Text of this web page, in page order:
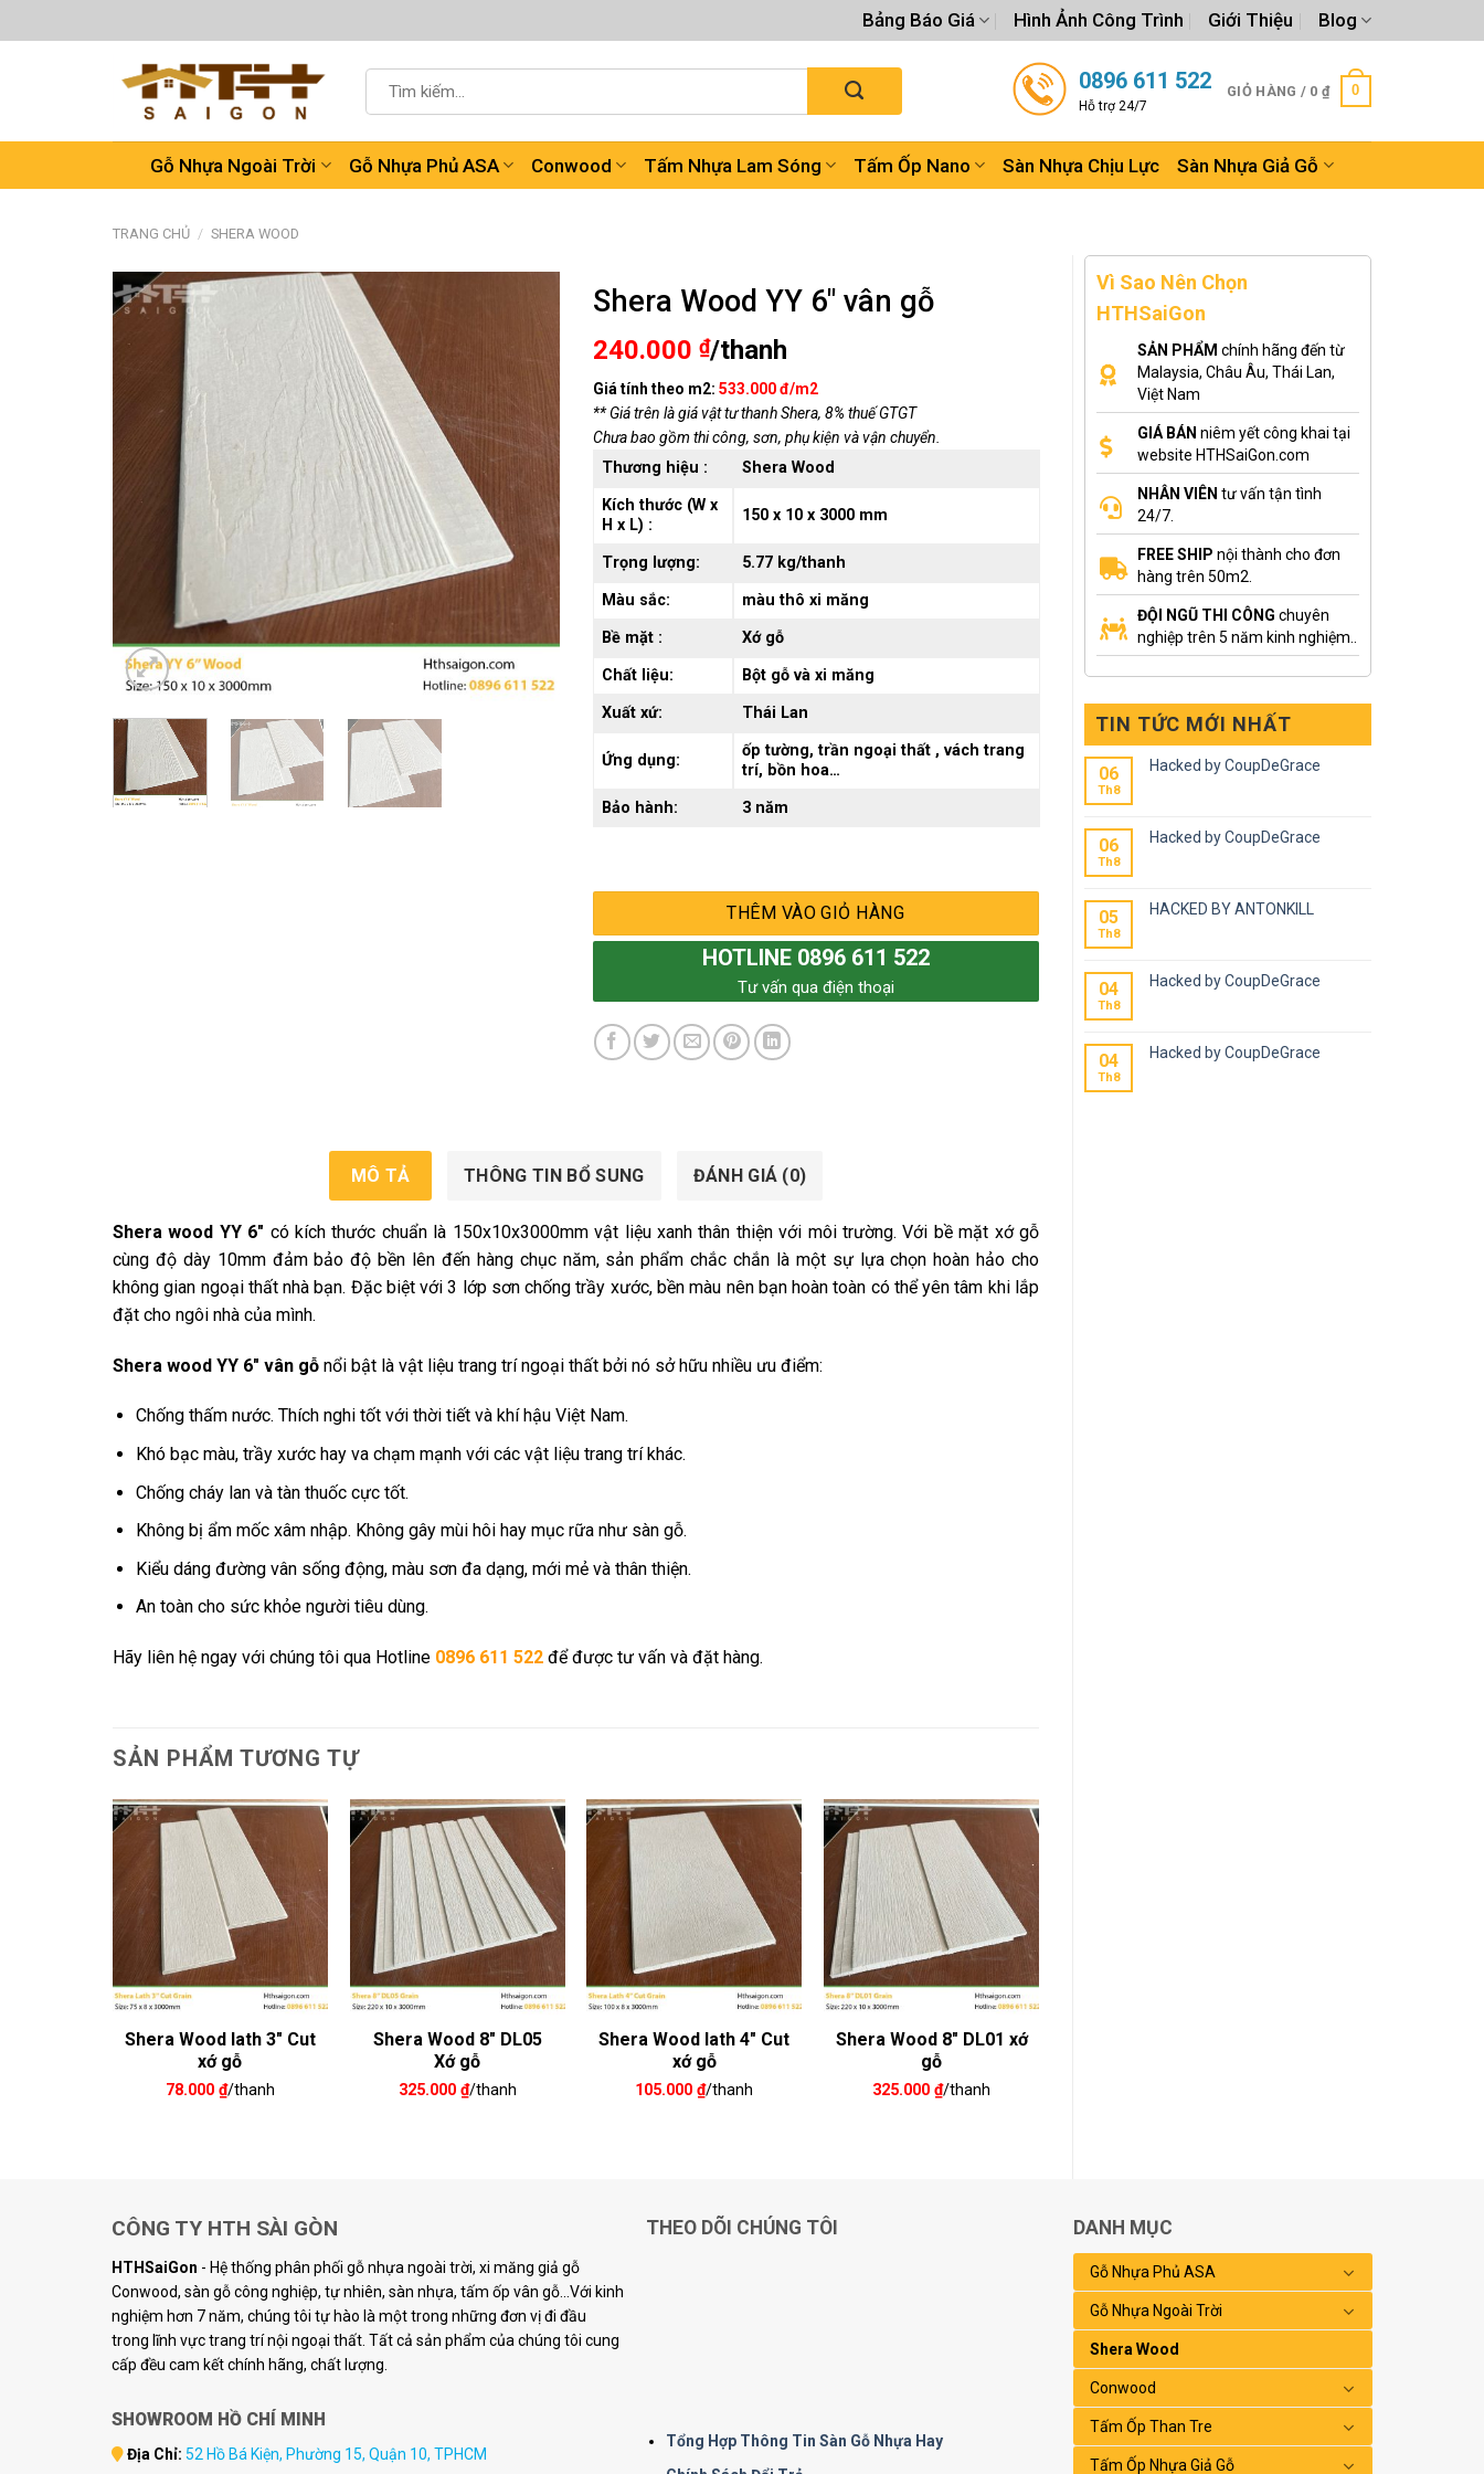
đến
Bảng Báo Giá Hình Ảnh Công Trình Giới Thiệu Blog
kiếm:
0896 611 522
Hỗ trợ 24/7
GIỎ HÀNG / 0 ₫ 0
Gỗ Nhựa Ngoài Trời Gỗ Nhựa Phủ ASA Conwood Tấm Nhựa Lam Sóng Tấm Ốp Nano Sàn Nhựa Chịu Lực Sàn Nhựa Giả Gỗ
TRANG CHỦ / SHERA WOOD
Vì Sao Nên Chọn
HTHSaiGon
SẢN PHẨM chính hãng đến từ
Malaysia, Châu Âu, Thái Lan,
Việt Nam
GIÁ BÁN niêm yết công khai tại
website HTHSaiGon.com
NHÂN VIÊN tư vấn tận tình
24/7.
FREE SHIP nội thành cho đơn
hàng trên 50m2.
ĐỘI NGŨ THI CÔNG chuyên
nghiệp trên 5 năm kinh nghiệm..
TIN TỨC MỚI NHẤT
06
Th8
Hacked by CoupDeGrace
06
Th8
Hacked by CoupDeGrace
05
Th8
HACKED BY ANTONKILL
04
Th8
Hacked by CoupDeGrace
04
Th8
Hacked by CoupDeGrace
Shera Wood YY 6″ vân gỗ
240.000 ₫/thanh
Giá tính theo m2: 533.000 đ/m2
** Giá trên là giá vật tư thanh Shera, 8% thuế GTGT
Chưa bao gồm thi công, sơn, phụ kiện và vận chuyển.
Thương hiệu :
Shera Wood
Kích thước (W x
H x L) :
150 x 10 x 3000 mm
Trọng lượng:
5.77 kg/thanh
Màu sắc:
màu thô xi măng
Bề mặt :
Xớ gỗ
Chất liệu:
Bột gỗ và xi măng
Xuất xứ:
Thái Lan
Ứng dụng:
ốp tường, trần ngoại thất , vách trang
trí, bồn hoa…
Bảo hành:
3 năm
THÊM VÀO GIỎ HÀNG
HOTLINE 0896 611 522
Tư vấn qua điện thoại
MÔ TẢ THÔNG TIN BỔ SUNG ĐÁNH GIÁ (0)
Shera wood YY 6″ có kích thước chuẩn là 150x10x3000mm vật liệu xanh thân thiện với môi trường. Với bề mặt xớ gỗ
cùng độ dày 10mm đảm bảo độ bền lên đến hàng chục năm, sản phẩm chắc chắn là một sự lựa chọn hoàn hảo cho
không gian ngoại thất nhà bạn. Đặc biệt với 3 lớp sơn chống trầy xước, bền màu nên bạn hoàn toàn có thể yên tâm khi lắp
đặt cho ngôi nhà của mình.
Shera wood YY 6″ vân gỗ nổi bật là vật liệu trang trí ngoại thất bởi nó sở hữu nhiều ưu điểm:
Chống thấm nước. Thích nghi tốt với thời tiết và khí hậu Việt Nam.
Khó bạc màu, trầy xước hay va chạm mạnh với các vật liệu trang trí khác.
Chống cháy lan và tàn thuốc cực tốt.
Không bị ẩm mốc xâm nhập. Không gây mùi hôi hay mục rữa như sàn gỗ.
Kiểu dáng đường vân sống động, màu sơn đa dạng, mới mẻ và thân thiện.
An toàn cho sức khỏe người tiêu dùng.
Hãy liên hệ ngay với chúng tôi qua Hotline 0896 611 522 để được tư vấn và đặt hàng.
SẢN PHẨM TƯƠNG TỰ
Shera Wood lath 3″ Cut
xớ gỗ
78.000 ₫/thanh
Shera Wood 8″ DL05
Xớ gỗ
325.000 ₫/thanh
Shera Wood lath 4″ Cut
xớ gỗ
105.000₫/thanh
Shera Wood 8″ DL01 xớ
gỗ
325.000₫/thanh
CÔNG TY HTH SÀI GÒN
HTHSaiGon - Hệ thống phân phối gỗ nhựa ngoài trời, xi măng giả gỗ
Conwood, sàn gỗ công nghiệp, tự nhiên, sàn nhựa, tấm ốp vân gỗ...Với kinh
nghiệm hơn 7 năm, chúng tôi tự hào là một trong những đơn vị đi đầu
trong lĩnh vực trang trí nội ngoại thất. Tất cả sản phẩm của chúng tôi cung
cấp đều cam kết chính hãng, chất lượng.
SHOWROOM HỒ CHÍ MINH
Địa Chỉ: 52 Hồ Bá Kiện, Phường 15, Quận 10, TPHCM
THEO DÕI CHÚNG TÔI
Tổng Hợp Thông Tin Sàn Gỗ Nhựa Hay
DANH MỤC
Gỗ Nhựa Phủ ASA
Gỗ Nhựa Ngoài Trời
Shera Wood
Conwood
Tấm Ốp Than Tre
Tấm Ốp Nhựa Giả Gỗ